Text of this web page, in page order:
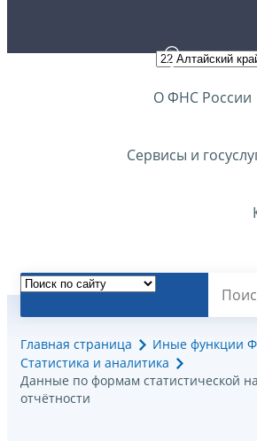
О ФНС России
Сервисы и
Главная страница
Иные функции
Статистика и аналитика
Данные по формам статистической
отчётности